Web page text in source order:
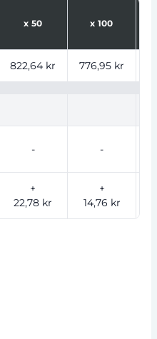
x 50 x 100
822,64 kr 776,95 kr
- -
+
22,78 kr
+
14,76 kr